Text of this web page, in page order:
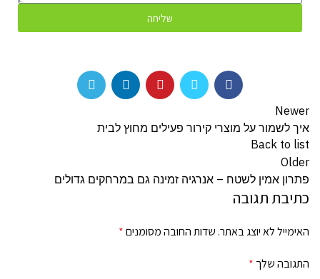
שליחה
Newer
איך לשמור על מוצרי קירור פעילים מחוץ לבית
Back to list
Older
פתרון אמין לשטח – אנרגיה זמינה גם במרחקים גדולים
כתיבת תגובה
האימייל לא יוצג באתר. שדות החובה מסומנים*
התגובה שלך *